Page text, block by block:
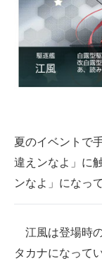
マーケ×ITの今
ITエンジニア向
企業向けIT製品
モノづくり技術
エレクトロニク
エネルギーの専
夏のイベントで
違えンなよ」に
ンなよ」になっ
江風は登場時
タカナになって